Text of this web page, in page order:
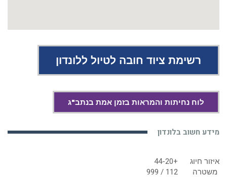
רשימת ציוד חובה לטיול ללונדון
לוח נחיתות והמראות בזמן אמת בנתב"ג
מידע חשוב בלונדון
איזור חיוג
+44-20
משטרה
112 / 999